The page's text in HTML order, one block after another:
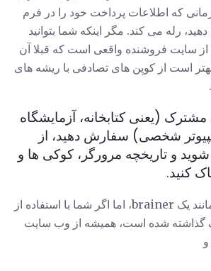
که اطلاعات پرداخت خود را در فرم
رله می کند. مگر اینکه شما بتوانید
از سایت فروشنده واقعی است که قبلا آن
است از کوپن های تصادفی با ریشه های
مشترک (یعنی کتابخانه، آزمایشگاه
شخصی) سفارش دهید، از
و تاریخچه مرورگر، کوکی ها و
کنید.
این به نظر می رسد مانند یک brainer، اما اگر شما با استفاده از
گذاشته شده است، همیشه از وب سایت